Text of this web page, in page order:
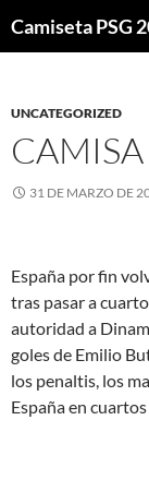
Camiseta PSG
UNCATEGORIZED
CAMISA
31 DE MARZO DE
España por fin
tras pasar a
autoridad a
goles de Emilio
los penaltis, los
España en